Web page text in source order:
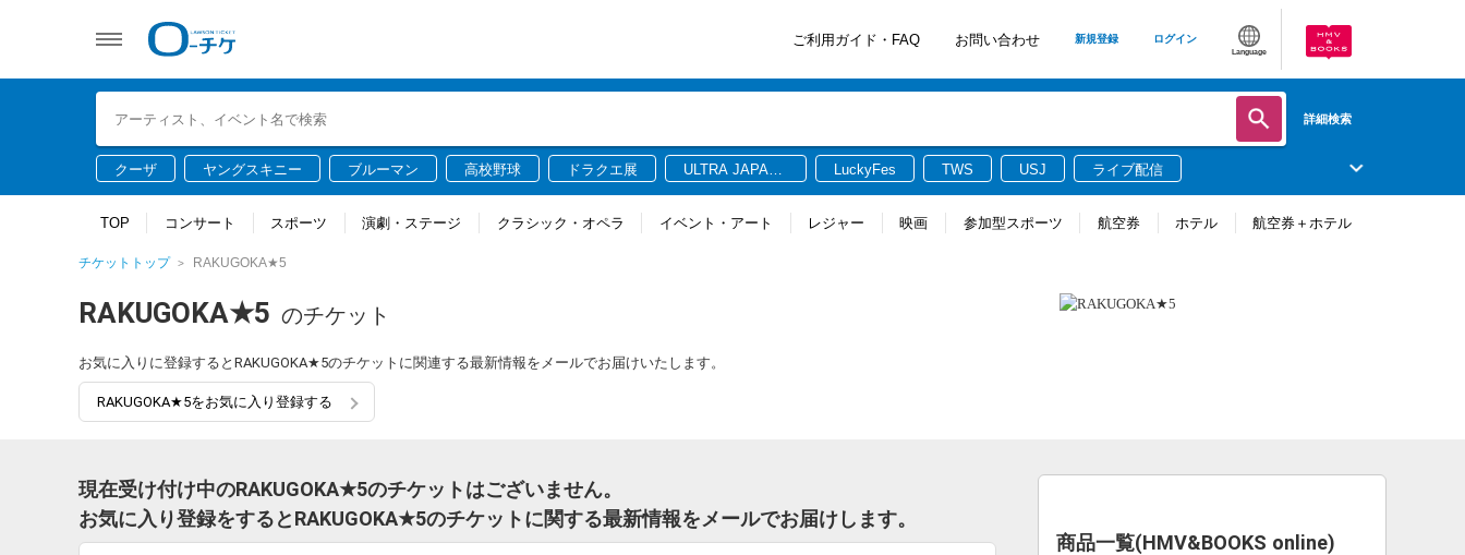
ご利用ガイド・FAQ お問い合わせ 新規登録 ログイン
Language
詳細検索
クーザ ヤングスキニー ブルーマン 高校野球 ドラクエ展
ULTRA JAPAN
LuckyFes TWS USJ ライブ配信
TOP コンサート スポーツ 演劇・ステージ クラシック・オペラ イベント・アート レジャー 映画 参加型スポーツ 航空券 ホテル 航空券＋ホテル
チケットトップ RAKUGOKA★5
RAKUGOKA★5 のチケット
お気に入りに登録するとRAKUGOKA★5のチケットに関連する最新情報をメールでお届けいたします。
RAKUGOKA★5をお気に入り登録する
現在受け付け中のRAKUGOKA★5のチケットはございません。
お気に入り登録をするとRAKUGOKA★5のチケットに関する最新情報をメールでお届けします。
商品一覧(HMV&BOOKS online)